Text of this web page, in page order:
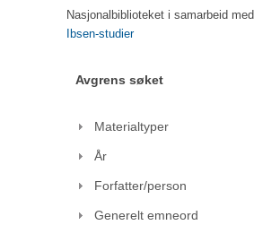
Nasjonalbiblioteket i samarbeid med
Ibsen-studier
Avgrens søket
Materialtyper
År
Forfatter/person
Generelt emneord